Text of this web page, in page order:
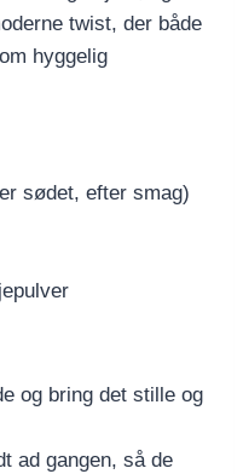
twist, der både
hyggelig
sødet, efter smag)
og bring det stille og
ad gangen, så de